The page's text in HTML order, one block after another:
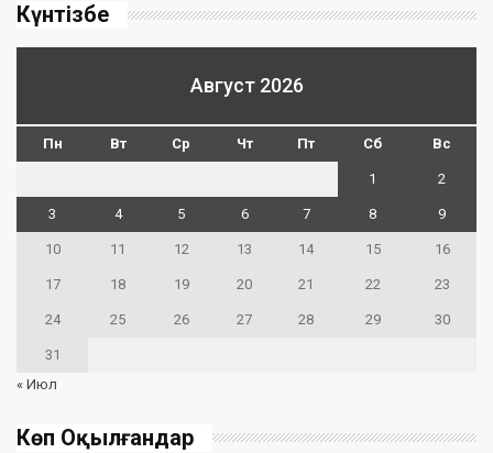
Күнтізбе
Август 2026
Пн Вт Ср Чт Пт Сб Вс
1 2
3 4 5 6 7 8 9
10 11 12 13 14 15 16
17 18 19 20 21 22 23
24 25 26 27 28 29 30
31
« Июл
Көп Оқылғандар